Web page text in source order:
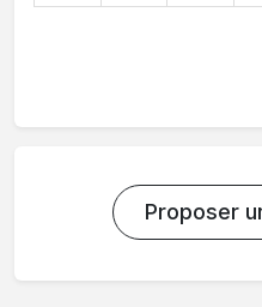
Proposer